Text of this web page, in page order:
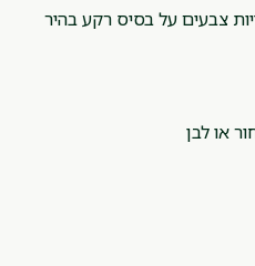
צבעים על בסיס רקע בהיר
לבן